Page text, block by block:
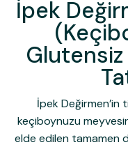
İpek
Glutensiz
İpek Değirmen’in
keçiboynuzu
elde edilen tamamen